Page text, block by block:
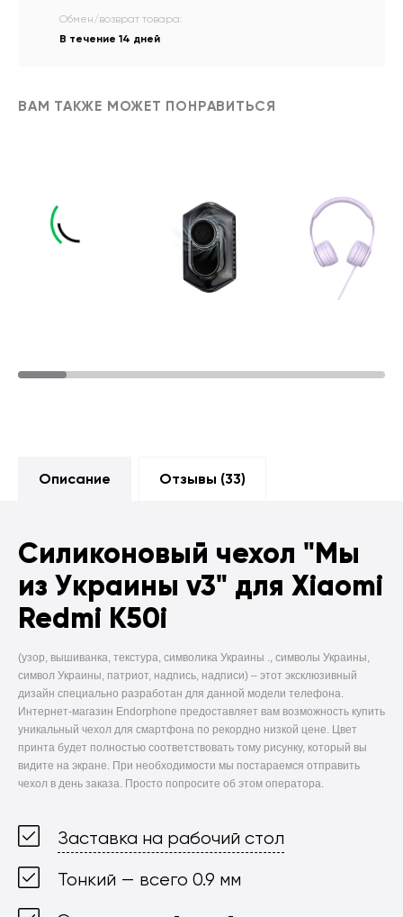
Обмен/возврат товара:
В течение 14 дней
ВАМ ТАКЖЕ МОЖЕТ ПОНРАВИТЬСЯ
Описание Отзывы (33)
Силиконовый чехол "Мы
из Украины v3" для Xiaomi
Redmi K50i
(узор, вышиванка, текстура, символика Украины ., символы Украины,
символ Украины, патриот, надпись, надписи) – этот эксклюзивный
дизайн специально разработан для данной модели телефона.
Интернет-магазин Endorphone предоставляет вам возможность купить
уникальный чехол для смартфона по рекордно низкой цене. Цвет
принта будет полностью соответствовать тому рисунку, который вы
видите на экране. При необходимости мы постараемся отправить
чехол в день заказа. Просто попросите об этом оператора.
Заставка на рабочий стол
Тонкий — всего 0.9 мм